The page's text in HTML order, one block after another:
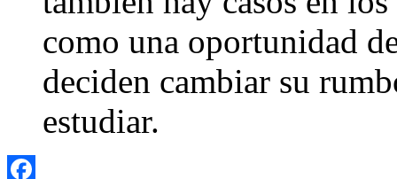
como una oportunidad
deciden cambiar su
estudiar.